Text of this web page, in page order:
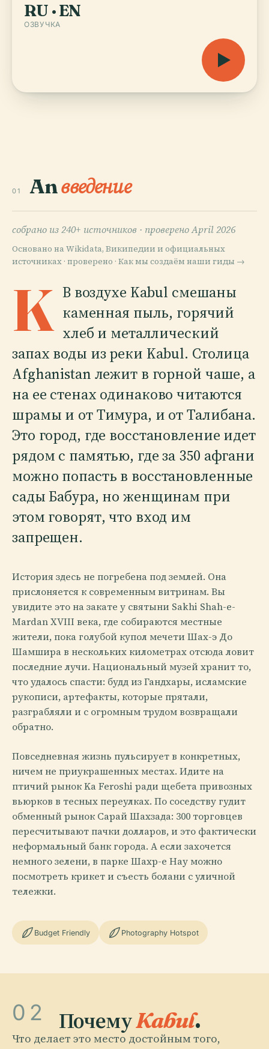
RU · EN
ОЗВУЧКА
01 Anвведение
собрано из 240+ источников · проверено April 2026
Основано на Wikidata, Википедии и официальных
источниках · проверено · Как мы создаём наши гиды →
K В воздухе Kabul смешаны
каменная пыль, горячий
хлеб и металлический
запах воды из реки Kabul. Столица
Afghanistan лежит в горной чаше, а
на ее стенах одинаково читаются
шрамы и от Тимура, и от Талибана.
Это город, где восстановление идет
рядом с памятью, где за 350 афгани
можно попасть в восстановленные
сады Бабура, но женщинам при
этом говорят, что вход им
запрещен.
История здесь не погребена под землей. Она
прислоняется к современным витринам. Вы
увидите это на закате у святыни Sakhi Shah-e-
Mardan XVIII века, где собираются местные
жители, пока голубой купол мечети Шах-э До
Шамшира в нескольких километрах отсюда ловит
последние лучи. Национальный музей хранит то,
что удалось спасти: будд из Гандхары, исламские
рукописи, артефакты, которые прятали,
разграбляли и с огромным трудом возвращали
обратно.
Повседневная жизнь пульсирует в конкретных,
ничем не приукрашенных местах. Идите на
птичий рынок Ka Feroshi ради щебета привозных
вьюрков в тесных переулках. По соседству гудит
обменный рынок Сарай Шахзада: 300 торговцев
пересчитывают пачки долларов, и это фактически
неформальный банк города. А если захочется
немного зелени, в парке Шахр-е Нау можно
посмотреть крикет и съесть болани с уличной
тележки.
Budget Friendly Photography Hotspot
02 ПочемуKabul.
Что делает это место достойным того,